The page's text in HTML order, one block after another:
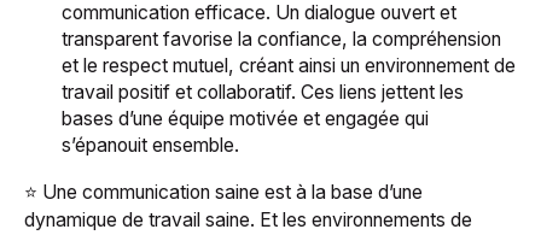
communication efficace. Un dialogue ouvert et
transparent favorise la confiance, la compréhension
et le respect mutuel, créant ainsi un environnement de
travail positif et collaboratif. Ces liens jettent les
bases d’une équipe motivée et engagée qui
s’épanouit ensemble.
⭐️ Une communication saine est à la base d’une
dynamique de travail saine. Et les environnements de